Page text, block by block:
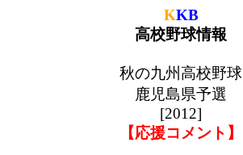
KKB
高校野球情報
秋の九州高校野球
鹿児島県予選
[2012]
【応援コメント】